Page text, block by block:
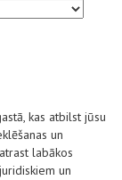
kas atbilst jūsu
un
labākos
un